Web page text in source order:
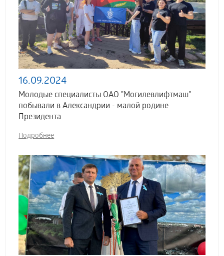
16.09.2024
Молодые специалисты ОАО "Могилевлифтмаш"
побывали в Александрии - малой родине
Президента
Подробнее